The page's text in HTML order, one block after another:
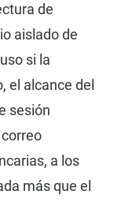
de
aislado de
si la
el alcance del
sesión
a los
más que el